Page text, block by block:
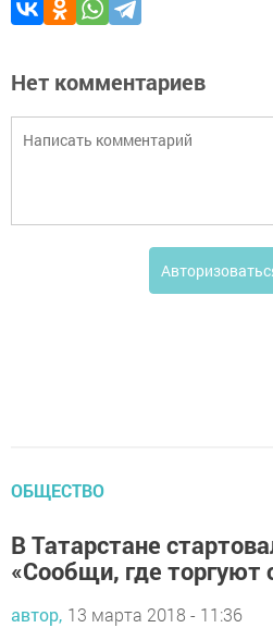
Нет комментариев
ОБЩЕСТВО
В Татарстане
«Сообщи, где торгуют
автор, 13 марта 2018 - 11:36